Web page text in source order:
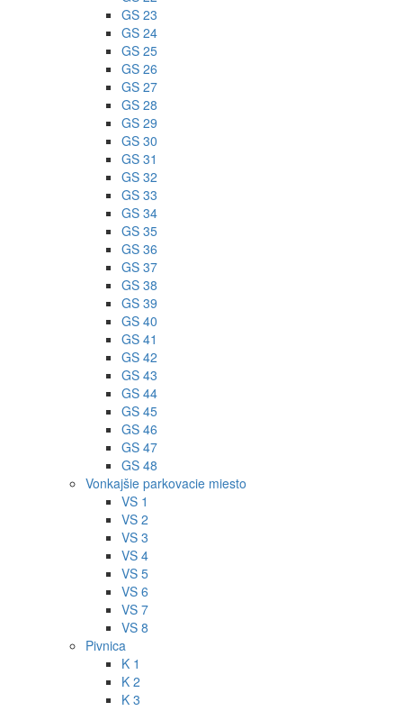
GS 23
GS 24
GS 25
GS 26
GS 27
GS 28
GS 29
GS 30
GS 31
GS 32
GS 33
GS 34
GS 35
GS 36
GS 37
GS 38
GS 39
GS 40
GS 41
GS 42
GS 43
GS 44
GS 45
GS 46
GS 47
GS 48
Vonkajšie parkovacie miesto
VS 1
VS 2
VS 3
VS 4
VS 5
VS 6
VS 7
VS 8
Pivnica
K 1
K 2
K 3